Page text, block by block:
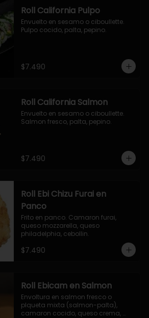
Roll California Pulpo
Envuelto en sesamo o ciboullette.
Pulpo cocido, palta, pepino.
$7.490
Roll California Salmon
Envuelto en sesamo o ciboullette.
Salmon fresco, palta, pepino.
$7.490
Roll Ebi Chizu Furai en
Panco
Frito en panco. Camaron furai,
queso mozzarella, queso
philadelphia, cebollin.
$7.490
Roll Ebicam en Salmon
Envoltura en salmon fresco o
plqueta mixta (salmon-palta),
camaron cocido, queso crema,